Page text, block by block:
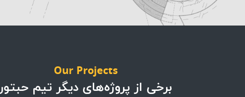
Our Projects
برخی از پروژه‌های دیگر تیم حبتور​